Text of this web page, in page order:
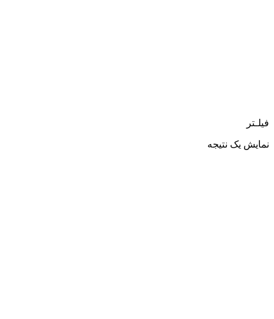
فیلـتر
نمایش یک نتیجه